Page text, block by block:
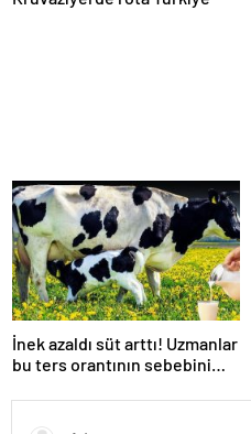
İnek azaldı süt arttı! Uzmanlar
bu ters orantının sebebini